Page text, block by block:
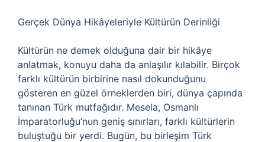
Gerçek Dünya Hikâyeleriyle Kültürün Derinliği
Kültürün ne demek olduğuna dair bir hikâye
anlatmak, konuyu daha da anlaşılır kılabilir. Birçok
farklı kültürün birbirine nasıl dokunduğunu
gösteren en güzel örneklerden biri, dünya çapında
tanınan Türk mutfağıdır. Mesela, Osmanlı
İmparatorluğu’nun geniş sınırları, farklı kültürlerin
buluştuğu bir yerdi. Bugün, bu birleşim Türk